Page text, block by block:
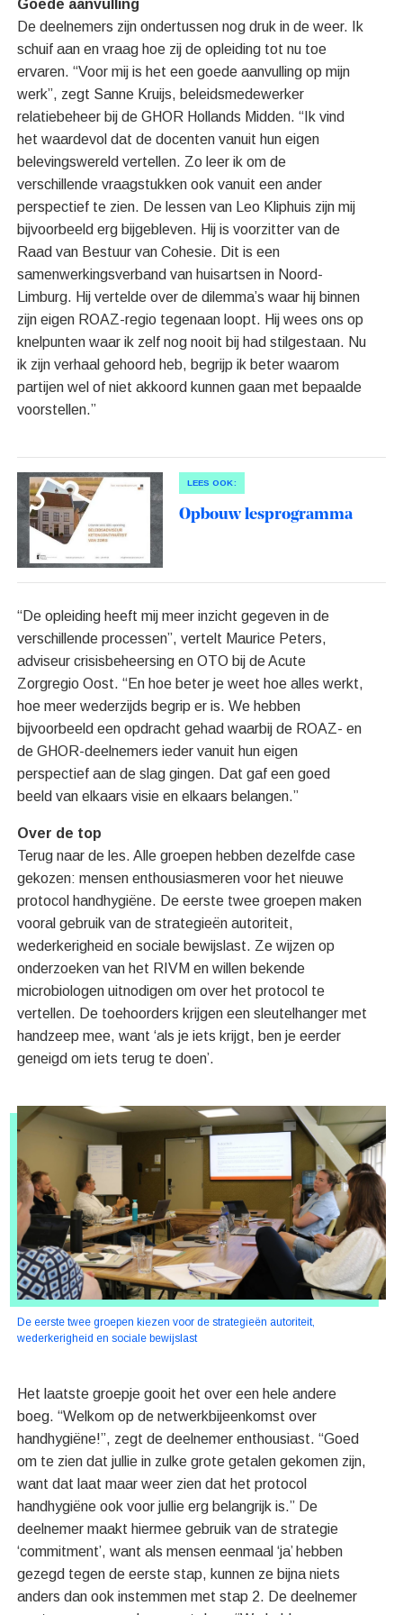
Goede aanvulling
De deelnemers zijn ondertussen nog druk in de weer. Ik
schuif aan en vraag hoe zij de opleiding tot nu toe
ervaren. “Voor mij is het een goede aanvulling op mijn
werk”, zegt Sanne Kruijs, beleidsmedewerker
relatiebeheer bij de GHOR Hollands Midden. “Ik vind
het waardevol dat de docenten vanuit hun eigen
belevingswereld vertellen. Zo leer ik om de
verschillende vraagstukken ook vanuit een ander
perspectief te zien. De lessen van Leo Kliphuis zijn mij
bijvoorbeeld erg bijgebleven. Hij is voorzitter van de
Raad van Bestuur van Cohesie. Dit is een
samenwerkingsverband van huisartsen in Noord-
Limburg. Hij vertelde over de dilemma’s waar hij binnen
zijn eigen ROAZ-regio tegenaan loopt. Hij wees ons op
knelpunten waar ik zelf nog nooit bij had stilgestaan. Nu
ik zijn verhaal gehoord heb, begrijp ik beter waarom
partijen wel of niet akkoord kunnen gaan met bepaalde
voorstellen.”
LEES OOK:
Opbouw lesprogramma
“De opleiding heeft mij meer inzicht gegeven in de
verschillende processen”, vertelt Maurice Peters,
adviseur crisisbeheersing en OTO bij de Acute
Zorgregio Oost. “En hoe beter je weet hoe alles werkt,
hoe meer wederzijds begrip er is. We hebben
bijvoorbeeld een opdracht gehad waarbij de ROAZ- en
de GHOR-deelnemers ieder vanuit hun eigen
perspectief aan de slag gingen. Dat gaf een goed
beeld van elkaars visie en elkaars belangen.”
Over de top
Terug naar de les. Alle groepen hebben dezelfde case
gekozen: mensen enthousiasmeren voor het nieuwe
protocol handhygiëne. De eerste twee groepen maken
vooral gebruik van de strategieën autoriteit,
wederkerigheid en sociale bewijslast. Ze wijzen op
onderzoeken van het RIVM en willen bekende
microbiologen uitnodigen om over het protocol te
vertellen. De toehoorders krijgen een sleutelhanger met
handzeep mee, want ‘als je iets krijgt, ben je eerder
geneigd om iets terug te doen’.
De eerste twee groepen kiezen voor de strategieën autoriteit,
wederkerigheid en sociale bewijslast
Het laatste groepje gooit het over een hele andere
boeg. “Welkom op de netwerkbijeenkomst over
handhygiëne!”, zegt de deelnemer enthousiast. “Goed
om te zien dat jullie in zulke grote getalen gekomen zijn,
want dat laat maar weer zien dat het protocol
handhygiëne ook voor jullie erg belangrijk is.” De
deelnemer maakt hiermee gebruik van de strategie
‘commitment’, want als mensen eenmaal ‘ja’ hebben
gezegd tegen de eerste stap, kunnen ze bijna niets
anders dan ook instemmen met stap 2. De deelnemer